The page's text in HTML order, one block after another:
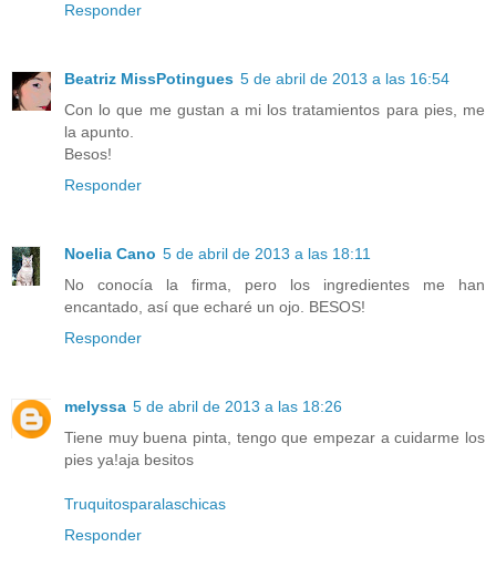
Responder
Beatriz MissPotingues 5 de abril de 2013 a las 16:54
Con lo que me gustan a mi los tratamientos para pies, me
la apunto.
Besos!
Responder
Noelia Cano 5 de abril de 2013 a las 18:11
No conocía la firma, pero los ingredientes me han
encantado, así que echaré un ojo. BESOS!
Responder
melyssa 5 de abril de 2013 a las 18:26
Tiene muy buena pinta, tengo que empezar a cuidarme los
pies ya!aja besitos
Truquitosparalaschicas
Responder